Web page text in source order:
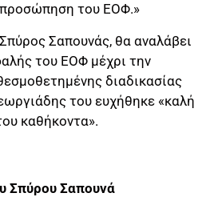
του ΕΟΦ.»
Σαπουνάς, θα αναλάβει
του ΕΟΦ μέχρι την
διαδικασίας
του ευχήθηκε «καλή
καθήκοντα».
Σπύρου Σαπουνά